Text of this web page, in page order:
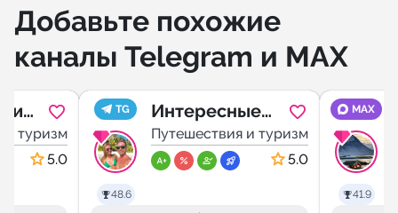
Добавьте похожие
каналы Telegram и MAX
и туризм
5.0
TG
48.6
Интересные
Путешествия
👫🏽🏝
Путешествия и туризм
5.0
MAX
41.9